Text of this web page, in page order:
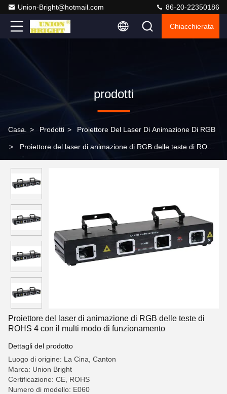
Union-Bright@hotmail.com 86-20-22350186
Chiacchierata
prodotti
Casa. > Prodotti > Proiettore Del Laser Di Animazione Di RGB
> Proiettore del laser di animazione di RGB delle teste di ROHS
Proiettore del laser di animazione di RGB delle teste di
ROHS 4 con il multi modo di funzionamento
Dettagli del prodotto
Luogo di origine: La Cina, Canton
Marca: Union Bright
Certificazione: CE, ROHS
Numero di modello: E060